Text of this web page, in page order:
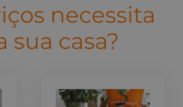
necessita
sua casa?